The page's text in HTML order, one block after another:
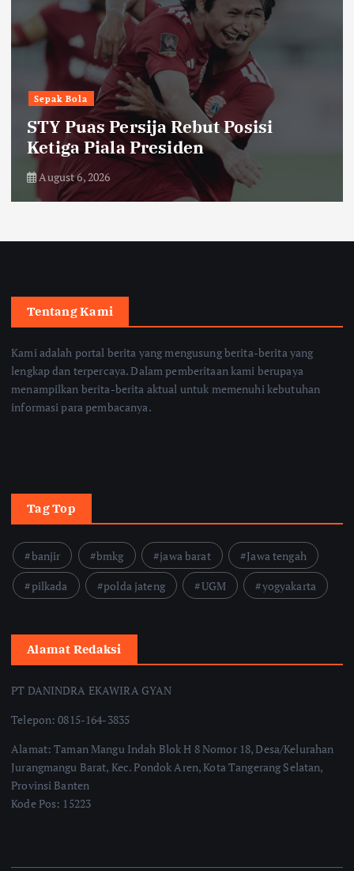
Sepak Bola
STY Puas Persija Rebut Posisi
Ketiga Piala Presiden
August 6, 2026
Tentang Kami
Kami adalah portal berita yang mengusung berita-berita yang
lengkap dan terpercaya. Dalam pemberitaan kami berupaya
menampilkan berita-berita aktual untuk memenuhi kebutuhan
informasi para pembacanya.
Tag Top
banjir bmkg jawa barat
Jawa tengah
pilkada
polda jateng UGM yogyakarta
Alamat Redaksi
PT DANINDRA EKAWIRA GYAN
Telepon: 0815-164-3835
Alamat: Taman Mangu Indah Blok H 8 Nomor 18, Desa/Kelurahan
Jurangmangu Barat, Kec. Pondok Aren, Kota Tangerang Selatan,
Provinsi Banten
Kode Pos: 15223